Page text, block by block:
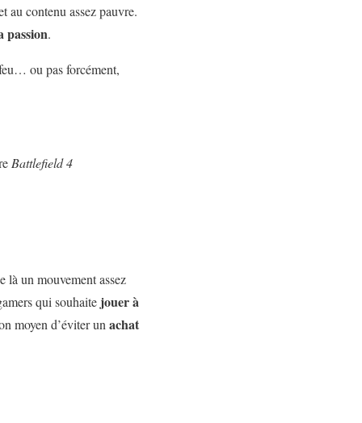
au contenu assez pauvre.
passion.
ou pas forcément,
Battlefield 4
là un mouvement assez
qui souhaite jouer à
moyen d’éviter un achat